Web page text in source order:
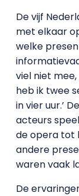
De vijf
met elkaar
welke
viel niet
heb ik twee
in vier uur.’
acteurs
de opera tot
andere
waren vaak
De